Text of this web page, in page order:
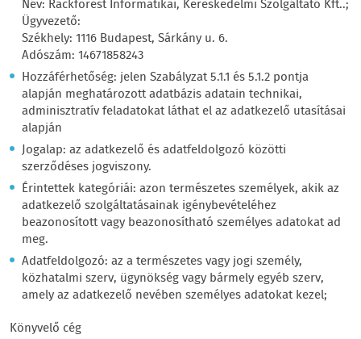
Név: Rackforest Informatikai, Kereskedelmi Szolgáltató Kft..;
Ügyvezető:
Székhely: 1116 Budapest, Sárkány u. 6.
Adószám: 14671858243
Hozzáférhetőség: jelen Szabályzat 5.1.1 és 5.1.2 pontja
alapján meghatározott adatbázis adatain technikai,
adminisztratív feladatokat láthat el az adatkezelő utasításai
alapján
Jogalap: az adatkezelő és adatfeldolgozó közötti
szerződéses jogviszony.
Érintettek kategóriái: azon természetes személyek, akik az
adatkezelő szolgáltatásainak igénybevételéhez
beazonosított vagy beazonosítható személyes adatokat ad
meg.
Adatfeldolgozó: az a természetes vagy jogi személy,
közhatalmi szerv, ügynökség vagy bármely egyéb szerv,
amely az adatkezelő nevében személyes adatokat kezel;
Könyvelő cég